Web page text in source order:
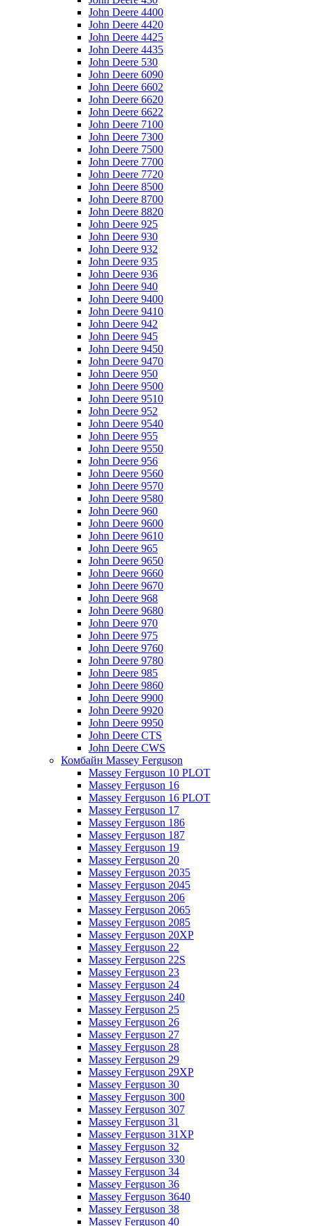
John Deere 4400
John Deere 4420
John Deere 4425
John Deere 4435
John Deere 530
John Deere 6090
John Deere 6602
John Deere 6620
John Deere 6622
John Deere 7100
John Deere 7300
John Deere 7500
John Deere 7700
John Deere 7720
John Deere 8500
John Deere 8700
John Deere 8820
John Deere 925
John Deere 930
John Deere 932
John Deere 935
John Deere 936
John Deere 940
John Deere 9400
John Deere 9410
John Deere 942
John Deere 945
John Deere 9450
John Deere 9470
John Deere 950
John Deere 9500
John Deere 9510
John Deere 952
John Deere 9540
John Deere 955
John Deere 9550
John Deere 956
John Deere 9560
John Deere 9570
John Deere 9580
John Deere 960
John Deere 9600
John Deere 9610
John Deere 965
John Deere 9650
John Deere 9660
John Deere 9670
John Deere 968
John Deere 9680
John Deere 970
John Deere 975
John Deere 9760
John Deere 9780
John Deere 985
John Deere 9860
John Deere 9900
John Deere 9920
John Deere 9950
John Deere CTS
John Deere CWS
Комбайн Massey Ferguson
Massey Ferguson 10 PLOT
Massey Ferguson 16
Massey Ferguson 16 PLOT
Massey Ferguson 17
Massey Ferguson 186
Massey Ferguson 187
Massey Ferguson 19
Massey Ferguson 20
Massey Ferguson 2035
Massey Ferguson 2045
Massey Ferguson 206
Massey Ferguson 2065
Massey Ferguson 2085
Massey Ferguson 20XP
Massey Ferguson 22
Massey Ferguson 22S
Massey Ferguson 23
Massey Ferguson 24
Massey Ferguson 240
Massey Ferguson 25
Massey Ferguson 26
Massey Ferguson 27
Massey Ferguson 28
Massey Ferguson 29
Massey Ferguson 29XP
Massey Ferguson 30
Massey Ferguson 300
Massey Ferguson 307
Massey Ferguson 31
Massey Ferguson 31XP
Massey Ferguson 32
Massey Ferguson 330
Massey Ferguson 34
Massey Ferguson 36
Massey Ferguson 3640
Massey Ferguson 38
Massey Ferguson 40